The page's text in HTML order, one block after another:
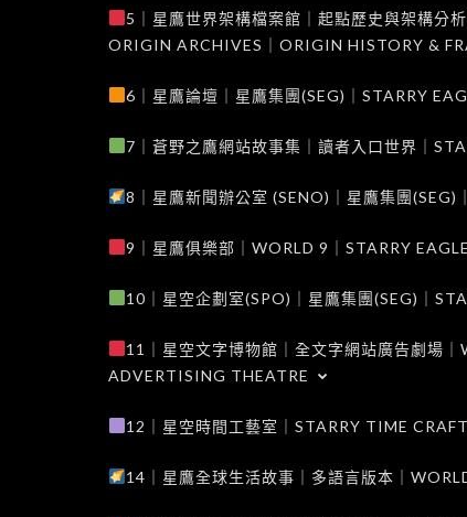
5｜星鷹世界架構檔案館｜起點歷史與架構分
ORIGIN ARCHIVES｜ORIGIN HISTORY &
6｜星鷹論壇｜星鷹集團(SEG)｜STARRY
7｜蒼野之鷹網站故事集｜讀者入口世界｜
8｜星鷹新聞辦公室 (SENO)｜星鷹集團(SEG)
9｜星鷹俱樂部｜WORLD 9｜STARRY
10｜星空企劃室(SPO)｜星鷹集團(SEG)｜
11｜星空文字博物館｜全文字網站廣告劇場
ADVERTISING THEATRE
12｜星空時間工藝室｜STARRY TIME
14｜星鷹全球生活故事｜多語言版本｜